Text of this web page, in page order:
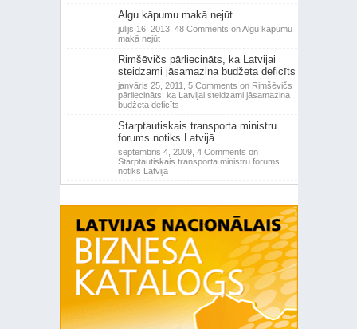
Algu kāpumu makā nejūt
jūlijs 16, 2013, 48 Comments on Algu kāpumu
makā nejūt
Rimšēvičs pārliecināts, ka Latvijai
steidzami jāsamazina budžeta deficīts
janvāris 25, 2011, 5 Comments on Rimšēvičs
pārliecināts, ka Latvijai steidzami jāsamazina
budžeta deficīts
Starptautiskais transporta ministru
forums notiks Latvijā
septembris 4, 2009, 4 Comments on
Starptautiskais transporta ministru forums
notiks Latvijā